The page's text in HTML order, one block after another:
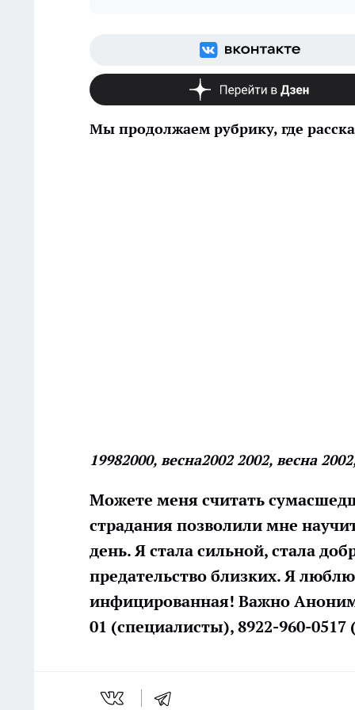
Мы продолжаем рубрику, где
19982000, весна20022002, весна
Можете меня считать
страдания позволили мне
день. Я стала сильной, стала
предательство близких. Я
инфицированная! Важно
01 (специалисты), 8922-960-